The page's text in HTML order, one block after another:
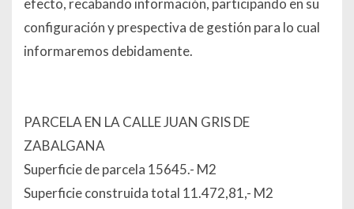
efecto, recabando información, participando en su
configuración y prespectiva de gestión para lo cual
informaremos debidamente.
PARCELA EN LA CALLE JUAN GRIS DE
ZABALGANA
Superficie de parcela 15645.- M2
Superficie construida total 11.472,81,- M2